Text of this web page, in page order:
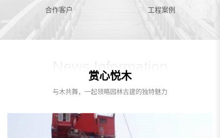
合作客户 工程案例
赏心悦木
与木共舞，一起领略园林古建的独特魅力
News Information